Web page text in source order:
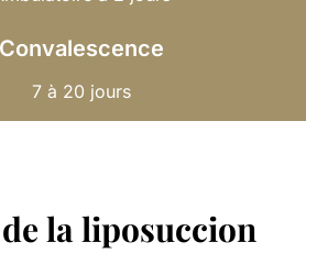
Convalescence
7 à 20 jours
la liposuccion